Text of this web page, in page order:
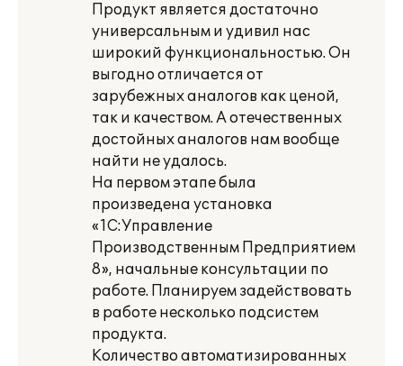
Продукт является достаточно
универсальным и удивил нас
широкий функциональностью. Он
выгодно отличается от
зарубежных аналогов как ценой,
так и качеством. А отечественных
достойных аналогов нам вообще
найти не удалось.
На первом этапе была
произведена установка
«1С:Управление
Производственным Предприятием
8», начальные консультации по
работе. Планируем задействовать
в работе несколько подсистем
продукта.
Количество автоматизированных